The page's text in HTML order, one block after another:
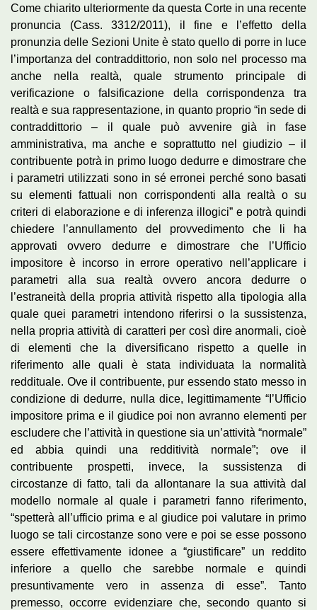
Come chiarito ulteriormente da questa Corte in una recente
pronuncia (Cass. 3312/2011), il fine e l’effetto della
pronunzia delle Sezioni Unite è stato quello di porre in luce
l’importanza del contraddittorio, non solo nel processo ma
anche nella realtà, quale strumento principale di
verificazione o falsificazione della corrispondenza tra
realtà e sua rappresentazione, in quanto proprio “in sede di
contraddittorio – il quale può avvenire già in fase
amministrativa, ma anche e soprattutto nel giudizio – il
contribuente potrà in primo luogo dedurre e dimostrare che
i parametri utilizzati sono in sé erronei perché sono basati
su elementi fattuali non corrispondenti alla realtà o su
criteri di elaborazione e di inferenza illogici” e potrà quindi
chiedere l’annullamento del provvedimento che li ha
approvati ovvero dedurre e dimostrare che l’Ufficio
impositore è incorso in errore operativo nell’applicare i
parametri alla sua realtà ovvero ancora dedurre o
l’estraneità della propria attività rispetto alla tipologia alla
quale quei parametri intendono riferirsi o la sussistenza,
nella propria attività di caratteri per così dire anormali, cioè
di elementi che la diversificano rispetto a quelle in
riferimento alle quali è stata individuata la normalità
reddituale. Ove il contribuente, pur essendo stato messo in
condizione di dedurre, nulla dice, legittimamente “I’Ufficio
impositore prima e il giudice poi non avranno elementi per
escludere che l’attività in questione sia un’attività “normale”
ed abbia quindi una redditività normale”; ove il
contribuente prospetti, invece, la sussistenza di
circostanze di fatto, tali da allontanare la sua attività dal
modello normale al quale i parametri fanno riferimento,
“spetterà all’ufficio prima e al giudice poi valutare in primo
luogo se tali circostanze sono vere e poi se esse possono
essere effettivamente idonee a “giustificare” un reddito
inferiore a quello che sarebbe normale e quindi
presuntivamente vero in assenza di esse”. Tanto
premesso, occorre evidenziare che, secondo quanto si